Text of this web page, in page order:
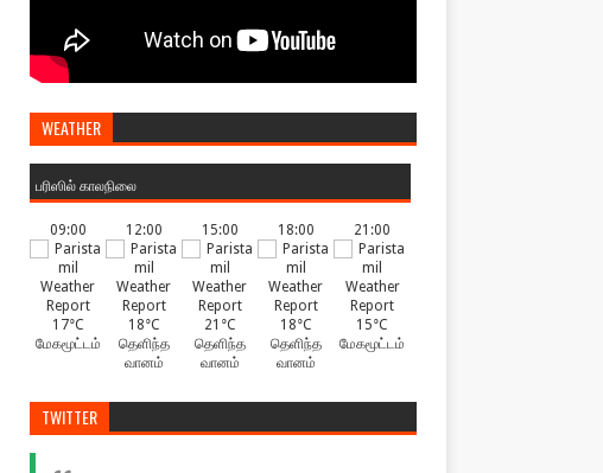
WEATHER
பரிஸில் காலநிலை
09:00
17°C
மேகமூட்டம்
12:00
18°C
தெளிந்த
வானம்
15:00
21°C
தெளிந்த
வானம்
18:00
18°C
தெளிந்த
வானம்
21:00
15°C
மேகமூட்டம்
TWITTER